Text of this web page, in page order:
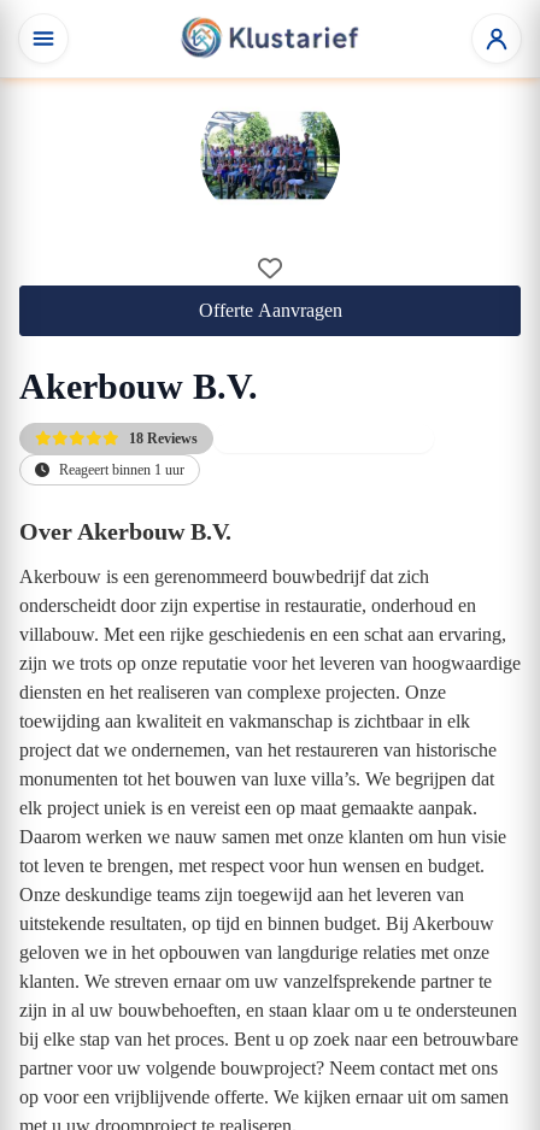
Offerte Aanvragen
Akerbouw B.V.
18 Reviews
Reageert binnen 1 uur
Over Akerbouw B.V.
Akerbouw is een gerenommeerd bouwbedrijf dat zich
onderscheidt door zijn expertise in restauratie, onderhoud en
villabouw. Met een rijke geschiedenis en een schat aan ervaring,
zijn we trots op onze reputatie voor het leveren van hoogwaardige
diensten en het realiseren van complexe projecten. Onze
toewijding aan kwaliteit en vakmanschap is zichtbaar in elk
project dat we ondernemen, van het restaureren van historische
monumenten tot het bouwen van luxe villa’s. We begrijpen dat
elk project uniek is en vereist een op maat gemaakte aanpak.
Daarom werken we nauw samen met onze klanten om hun visie
tot leven te brengen, met respect voor hun wensen en budget.
Onze deskundige teams zijn toegewijd aan het leveren van
uitstekende resultaten, op tijd en binnen budget. Bij Akerbouw
geloven we in het opbouwen van langdurige relaties met onze
klanten. We streven ernaar om uw vanzelfsprekende partner te
zijn in al uw bouwbehoeften, en staan klaar om u te ondersteunen
bij elke stap van het proces. Bent u op zoek naar een betrouwbare
partner voor uw volgende bouwproject? Neem contact met ons
op voor een vrijblijvende offerte. We kijken ernaar uit om samen
met u uw droomproject te realiseren.